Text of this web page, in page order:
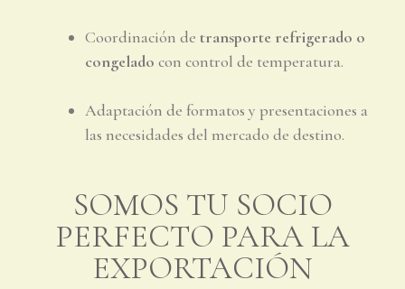
Coordinación de transporte refrigerado o
congelado con control de temperatura.
Adaptación de formatos y presentaciones a
las necesidades del mercado de destino.
SOMOS TU SOCIO
PERFECTO PARA LA
EXPORTACIÓN